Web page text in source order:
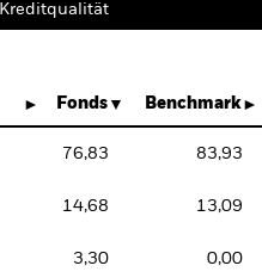
Kreditqualität
Fonds Benchmark
76,83 83,93
14,68 13,09
3,30 0,00